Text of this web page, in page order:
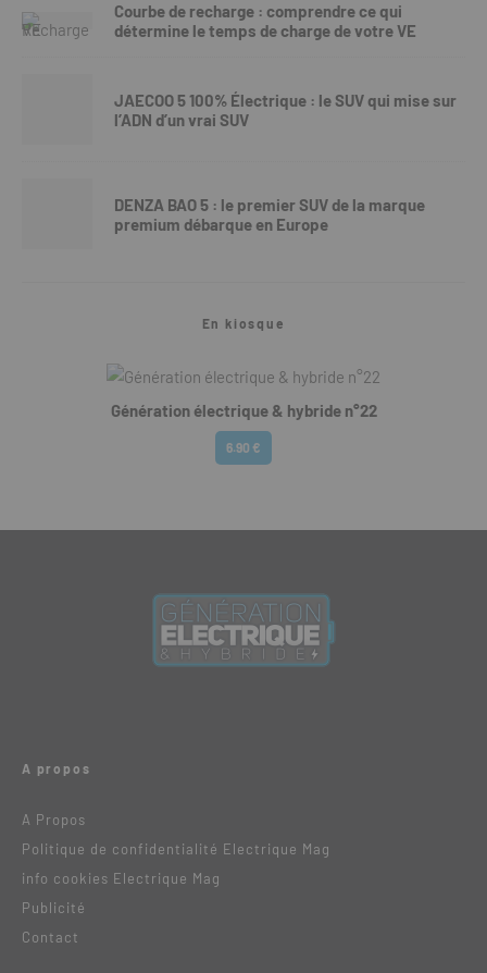
Courbe de recharge : comprendre ce qui
détermine le temps de charge de votre VE
JAECOO 5 100% Électrique : le SUV qui mise sur
l’ADN d’un vrai SUV
DENZA BAO 5 : le premier SUV de la marque
premium débarque en Europe
En kiosque
Génération électrique & hybride n°22
6.90 €
A propos
A Propos
Politique de confidentialité Electrique Mag
info cookies Electrique Mag
Publicité
Contact